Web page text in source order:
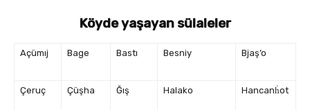
Köydeyaşayansülaleler
Açümıj Bage Bastı Besniy Bjaş’o
Çeruç Çüşha Ğış Halako Hancanḣot